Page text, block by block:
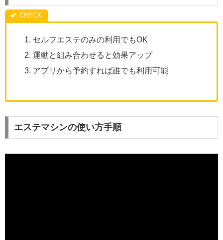
セルフエステのみの利用でもOK
運動と組み合わせると効果アップ
アプリから予約すれば誰でも利用可能
エステマシンの使い方手順